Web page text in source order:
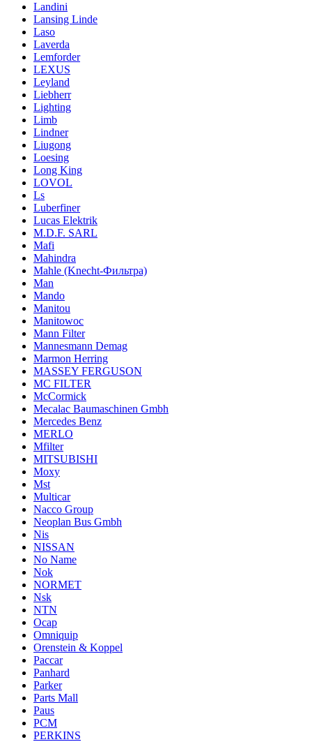
Landini
Lansing Linde
Laso
Laverda
Lemforder
LEXUS
Leyland
Liebherr
Lighting
Limb
Lindner
Liugong
Loesing
Long King
LOVOL
Ls
Luberfiner
Lucas Elektrik
M.D.F. SARL
Mafi
Mahindra
Mahle (Knecht-Фильтра)
Man
Mando
Manitou
Manitowoc
Mann Filter
Mannesmann Demag
Marmon Herring
MASSEY FERGUSON
MC FILTER
McCormick
Mecalac Baumaschinen Gmbh
Mercedes Benz
MERLO
Mfilter
MITSUBISHI
Moxy
Mst
Multicar
Nacco Group
Neoplan Bus Gmbh
Nis
NISSAN
No Name
Nok
NORMET
Nsk
NTN
Ocap
Omniquip
Orenstein & Koppel
Paccar
Panhard
Parker
Parts Mall
Paus
PCM
PERKINS